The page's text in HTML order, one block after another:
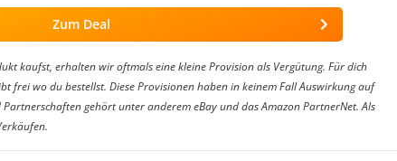
Zum Deal
kaufst, erhalten wir oftmals eine kleine Provision als Vergütung. Für dich
frei wo du bestellst. Diese Provisionen haben in keinem Fall Auswirkung auf
gehört unter anderem eBay und das Amazon PartnerNet. Als